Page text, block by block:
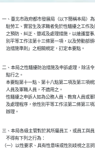
一、臺北市政府都市發展局（以下簡稱本局）
駐勞工、實習生及求職者免於性騷擾之工作
之預防、糾正、懲戒及處理措施，以維護當
別平等工作法第十三條第一項，以及勞動部
    治措施準則」之相關規定，訂定本要點。
二、本局之性騷擾防治措施及申訴處理，除法
    點行之。
本要點第十一點、第十八點第二項及第三項
    人員及軍職人員，不適用之。
性騷擾之申訴人如為公務人員、教育人員或
及處理程序，依性別平等工作法第二條第三
    辦理。
三、本局各級主管對於其所屬員工，或員工與
    不得有下列之行為：
（一）以性要求、具有性意味或性別歧視之言